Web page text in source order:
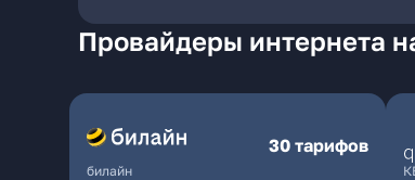
Провайдеры интернета
билайн
30 тарифов